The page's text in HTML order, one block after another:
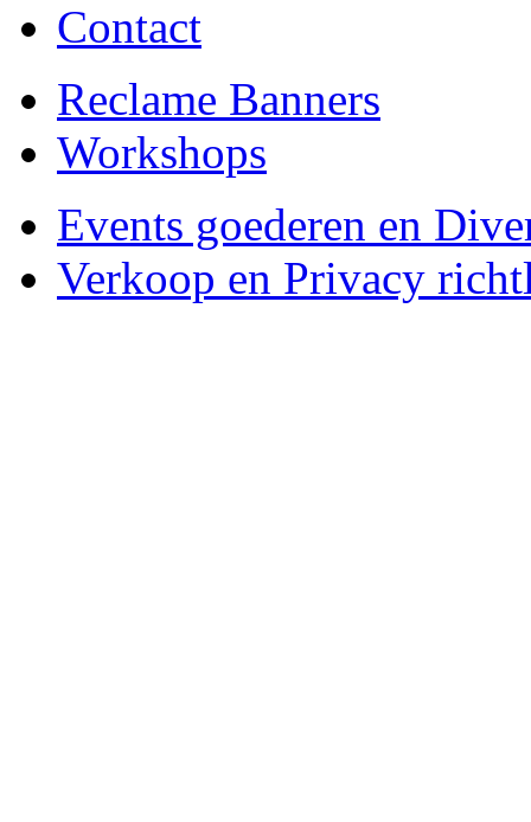
Contact
Reclame Banners
Workshops
Events goederen en
Verkoop en Privacy